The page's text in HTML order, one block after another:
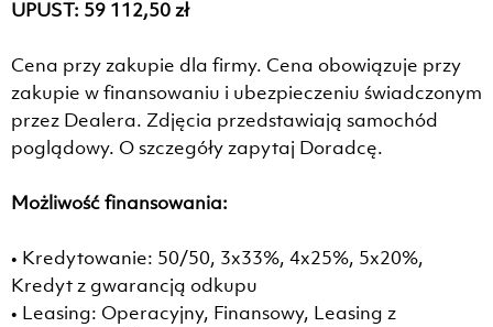
UPUST: 59 112,50 zł
Cena przy zakupie dla firmy. Cena obowiązuje przy
zakupie w finansowaniu i ubezpieczeniu świadczonym
przez Dealera. Zdjęcia przedstawiają samochód
poglądowy. O szczegóły zapytaj Doradcę.
Możliwość finansowania:
• Kredytowanie: 50/50, 3x33%, 4x25%, 5x20%,
Kredyt z gwarancją odkupu
• Leasing: Operacyjny, Finansowy, Leasing z